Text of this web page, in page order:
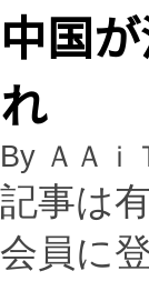
中国
れ
By ＡＡｉ
記事は
会員に